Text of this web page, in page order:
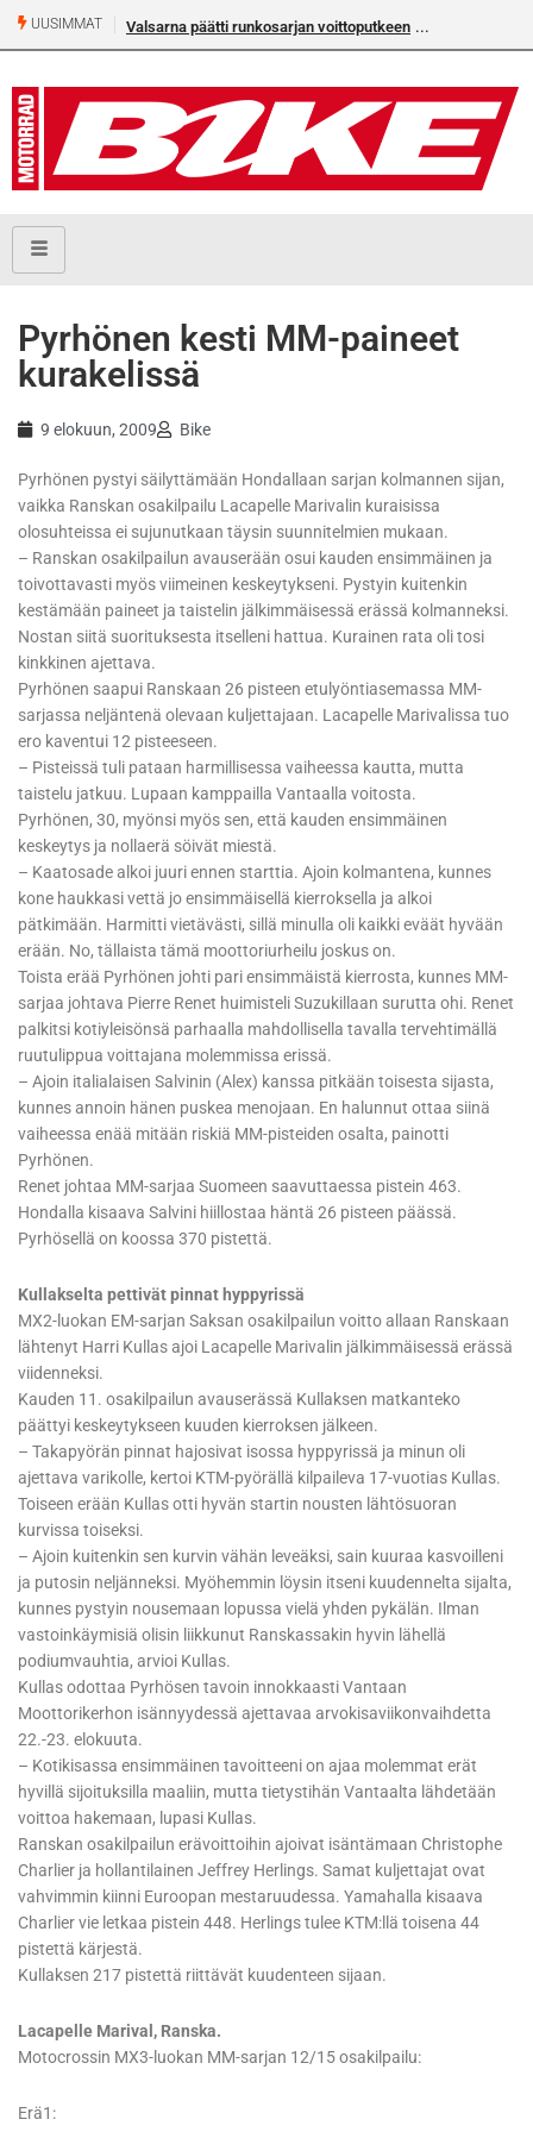
UUSIMMAT Valsarna päätti runkosarjan voittoputkeen
Pyrhönen kesti MM-paineet
kurakelissä
9 elokuun, 2009 Bike
Pyrhönen pystyi säilyttämään Hondallaan sarjan kolmannen sijan,
vaikka Ranskan osakilpailu Lacapelle Marivalin kuraisissa
olosuhteissa ei sujunutkaan täysin suunnitelmien mukaan.
– Ranskan osakilpailun avauserään osui kauden ensimmäinen ja
toivottavasti myös viimeinen keskeytykseni. Pystyin kuitenkin
kestämään paineet ja taistelin jälkimmäisessä erässä kolmanneksi.
Nostan siitä suorituksesta itselleni hattua. Kurainen rata oli tosi
kinkkinen ajettava.
Pyrhönen saapui Ranskaan 26 pisteen etulyöntiasemassa MM-
sarjassa neljäntenä olevaan kuljettajaan. Lacapelle Marivalissa tuo
ero kaventui 12 pisteeseen.
– Pisteissä tuli pataan harmillisessa vaiheessa kautta, mutta
taistelu jatkuu. Lupaan kamppailla Vantaalla voitosta.
Pyrhönen, 30, myönsi myös sen, että kauden ensimmäinen
keskeytys ja nollaerä söivät miestä.
– Kaatosade alkoi juuri ennen starttia. Ajoin kolmantena, kunnes
kone haukkasi vettä jo ensimmäisellä kierroksella ja alkoi
pätkimään. Harmitti vietävästi, sillä minulla oli kaikki eväät hyvään
erään. No, tällaista tämä moottoriurheilu joskus on.
Toista erää Pyrhönen johti pari ensimmäistä kierrosta, kunnes MM-
sarjaa johtava Pierre Renet huimisteli Suzukillaan surutta ohi. Renet
palkitsi kotiyleisönsä parhaalla mahdollisella tavalla tervehtimällä
ruutulippua voittajana molemmissa erissä.
– Ajoin italialaisen Salvinin (Alex) kanssa pitkään toisesta sijasta,
kunnes annoin hänen puskea menojaan. En halunnut ottaa siinä
vaiheessa enää mitään riskiä MM-pisteiden osalta, painotti
Pyrhönen.
Renet johtaa MM-sarjaa Suomeen saavuttaessa pistein 463.
Hondalla kisaava Salvini hiillostaa häntä 26 pisteen päässä.
Pyrhösellä on koossa 370 pistettä.
Kullakselta pettivät pinnat hyppyrissä
MX2-luokan EM-sarjan Saksan osakilpailun voitto allaan Ranskaan
lähtenyt Harri Kullas ajoi Lacapelle Marivalin jälkimmäisessä erässä
viidenneksi.
Kauden 11. osakilpailun avauserässä Kullaksen matkanteko
päättyi keskeytykseen kuuden kierroksen jälkeen.
– Takapyörän pinnat hajosivat isossa hyppyrissä ja minun oli
ajettava varikolle, kertoi KTM-pyörällä kilpaileva 17-vuotias Kullas.
Toiseen erään Kullas otti hyvän startin nousten lähtösuoran
kurvissa toiseksi.
– Ajoin kuitenkin sen kurvin vähän leveäksi, sain kuuraa kasvoilleni
ja putosin neljänneksi. Myöhemmin löysin itseni kuudennelta sijalta,
kunnes pystyin nousemaan lopussa vielä yhden pykälän. Ilman
vastoinkäymisiä olisin liikkunut Ranskassakin hyvin lähellä
podiumvauhtia, arvioi Kullas.
Kullas odottaa Pyrhösen tavoin innokkaasti Vantaan
Moottorikerhon isännyydessä ajettavaa arvokisaviikonvaihdetta
22.-23. elokuuta.
– Kotikisassa ensimmäinen tavoitteeni on ajaa molemmat erät
hyvillä sijoituksilla maaliin, mutta tietystihän Vantaalta lähdetään
voittoa hakemaan, lupasi Kullas.
Ranskan osakilpailun erävoittoihin ajoivat isäntämaan Christophe
Charlier ja hollantilainen Jeffrey Herlings. Samat kuljettajat ovat
vahvimmin kiinni Euroopan mestaruudessa. Yamahalla kisaava
Charlier vie letkaa pistein 448. Herlings tulee KTM:llä toisena 44
pistettä kärjestä.
Kullaksen 217 pistettä riittävät kuudenteen sijaan.
Lacapelle Marival, Ranska.
Motocrossin MX3-luokan MM-sarjan 12/15 osakilpailu:
Erä1: